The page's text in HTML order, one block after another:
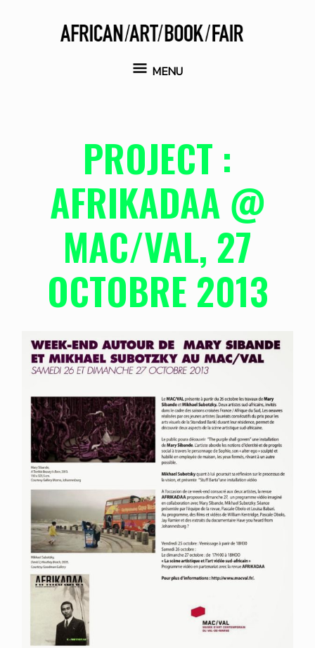
MENU
MENU
PROJECT :
AFRIKADAA @
MAC/VAL, 27
OCTOBRE 2013